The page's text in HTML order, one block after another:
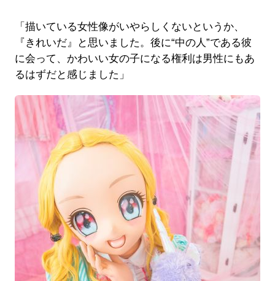
「描いている女性像がいやらしくないというか、
『きれいだ』と思いました。後に“中の人”である彼
に会って、かわいい女の子になる権利は男性にもあ
るはずだと感じました」